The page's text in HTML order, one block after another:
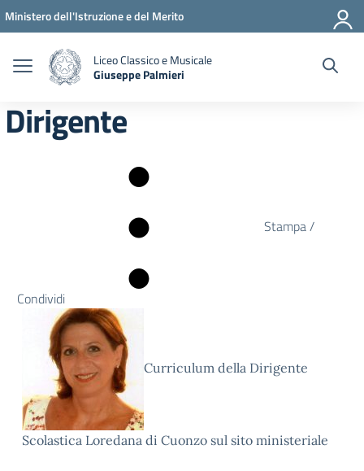
Vai ai contenuti
Vai al menu di navigazione
Vai al footer
Ministero dell'Istruzione e del Merito
Liceo Classico e Musicale
Giuseppe Palmieri
Dirigente
Stampa /
Condividi
Curriculum della Dirigente
Scolastica Loredana di Cuonzo sul sito ministeriale